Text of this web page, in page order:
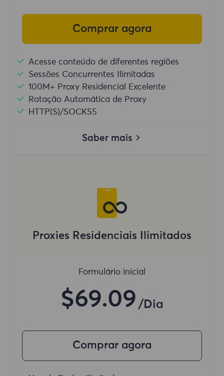
Comprar agora
Acesse conteúdo de diferentes regiões
Sessões Concurrentes Ilimitadas
100M+ Proxy Residencial Excelente
Rotação Automática de Proxy
HTTP(S)/SOCKS5
Saber mais
Proxies Residenciais Ilimitados
Formulário inicial
$69.09 /Dia
Comprar agora